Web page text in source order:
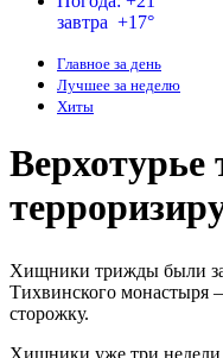
завтра +17°
Главное за день
Лучшее за неделю
Хиты
Верхотурье
Хищники трижды были
Тихвинского монастыря
сторожку.